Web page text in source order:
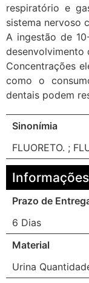
respiratório e
sistema nervoso
A ingestão de
desenvolvimento
Concentrações
como o
dentais podem
Sinonímia
FLUORETO. ;
Prazo de
6 Dias
Material
Urina